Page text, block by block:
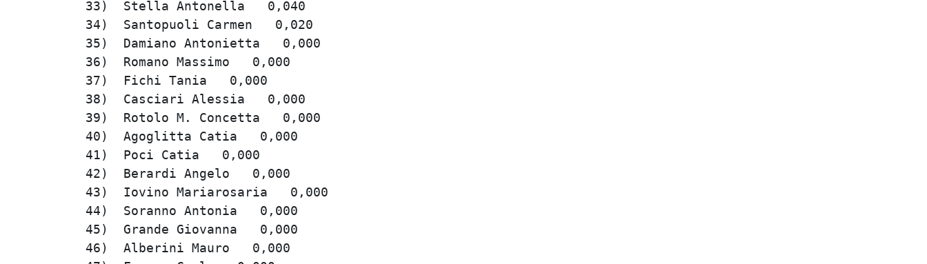
  33)  Stella Antonella   0,040
  34)  Santopuoli Carmen   0,020
  35)  Damiano Antonietta   0,000
  36)  Romano Massimo   0,000
  37)  Fichi Tania   0,000
  38)  Casciari Alessia   0,000
  39)  Rotolo M. Concetta   0,000
  40)  Agoglitta Catia   0,000
  41)  Poci Catia   0,000
  42)  Berardi Angelo   0,000
  43)  Iovino Mariarosaria   0,000
  44)  Soranno Antonia   0,000
  45)  Grande Giovanna   0,000
  46)  Alberini Mauro   0,000